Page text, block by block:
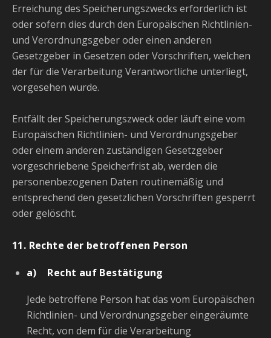
Erreichung des Speicherungszwecks erforderlich ist
oder sofern dies durch den Europäischen Richtlinien-
und Verordnungsgeber oder einen anderen
Gesetzgeber in Gesetzen oder Vorschriften, welchen
der für die Verarbeitung Verantwortliche unterliegt,
vorgesehen wurde.
Entfällt der Speicherungszweck oder läuft eine vom
Europäischen Richtlinien- und Verordnungsgeber
oder einem anderen zuständigen Gesetzgeber
vorgeschriebene Speicherfrist ab, werden die
personenbezogenen Daten routinemäßig und
entsprechend den gesetzlichen Vorschriften gesperrt
oder gelöscht.
11. Rechte der betroffenen Person
a) Recht auf Bestätigung
Jede betroffene Person hat das vom Europäischen
Richtlinien- und Verordnungsgeber eingeräumte
Recht, von dem für die Verarbeitung